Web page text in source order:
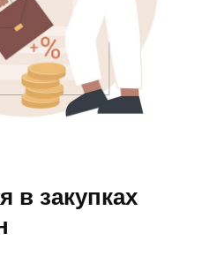
в закупках